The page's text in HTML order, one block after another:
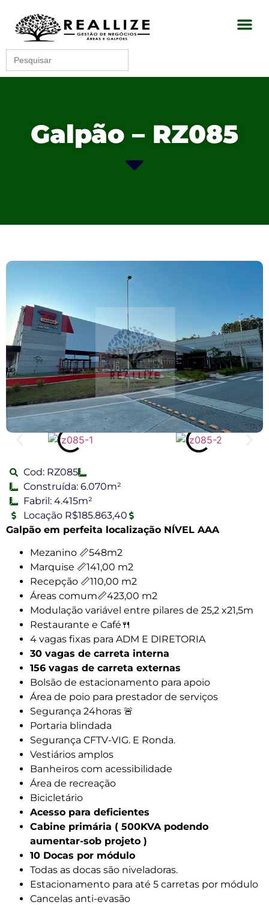
Search
for:
Galpão – RZ085
Cod: RZ085
Construída: 6.070m²
Fabril: 4.415m²
Locação R$185.863,40
Galpão em perfeita localização NÍVEL AAA
Mezanino 📏548m2
Marquise 📏141,00 m2
Recepção 📏110,00 m2
Áreas comum📏423,00 m2
Modulação variável entre pilares de 25,2 x21,5m
Restaurante e Café🍴
4 vagas fixas para ADM E DIRETORIA
30 vagas de carreta interna
156 vagas de carreta externas
Bolsão de estacionamento para apoio
Área de poio para prestador de serviços
Segurança 24horas 🚨
Portaria blindada
Segurança CFTV-VIG. E Ronda.
Vestiários amplos
Banheiros com acessibilidade
Área de recreação
Bicicletário
Acesso para deficientes
Cabine primária ( 500KVA podendo
aumentar-sob projeto )
10 Docas por módulo
Todas as docas são niveladoras.
Estacionamento para até 5 carretas por módulo
Cancelas anti-evasão